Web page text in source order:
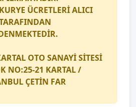
KURYE ÜCRETLERİ ALICI
OTO SANAYİ SİTESİ
NO:25-21 KARTAL /
ÇETİN FAR